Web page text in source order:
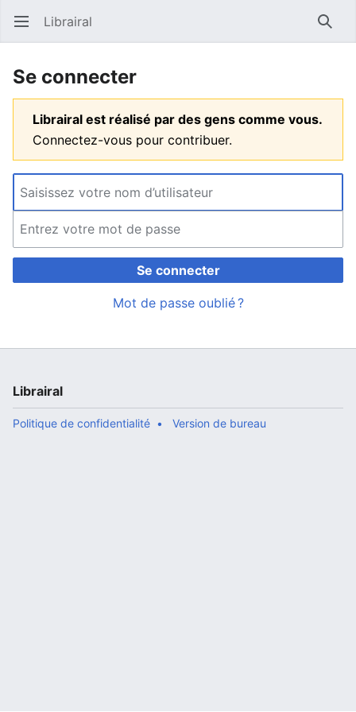
Ouvrir le menu principal Librairal
Se connecter
Librairal est réalisé par des gens comme vous.
Connectez-vous pour contribuer.
Se connecter
Mot de passe oublié ?
Librairal
Politique de confidentialité Version de bureau